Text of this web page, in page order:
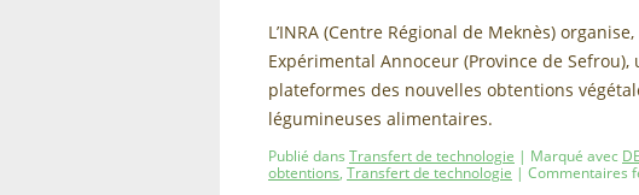
L’INRA (Centre Régional de Meknès)
Expérimental Annoceur (Province de
plateformes des nouvelles obtentions
légumineuses alimentaires.
Publié dans Transfert de technologie | Marqué avec
obtentions, Transfert de technologie | Commentaires